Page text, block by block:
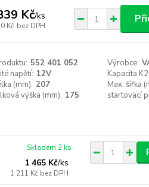
Kč/ks
Kč bez DPH
552 401 052 Výrobce:
napětí: 12V Kapacita
(mm): 207 Max. šířka
výška (mm): 175 startovací
1 465 Kč/ks
1 211 Kč bez DPH
Skladem 2 ks